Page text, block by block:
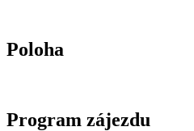
Poloha
Program zájezdu